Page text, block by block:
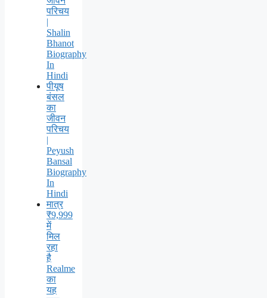
परिचय
|
Shalin
Bhanot
Biography
In
Hindi
पीयूष
बंसल
का
जीवन
परिचय
|
Peyush
Bansal
Biography
In
Hindi
मात्र
₹9,999
में
मिल
रहा
है
Realme
का
यह